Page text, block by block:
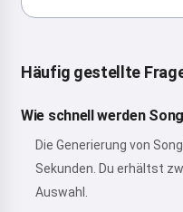
Häufig gestellte
Wie schnell werden
Die Generierung von
Sekunden. Du erhältst
Auswahl.